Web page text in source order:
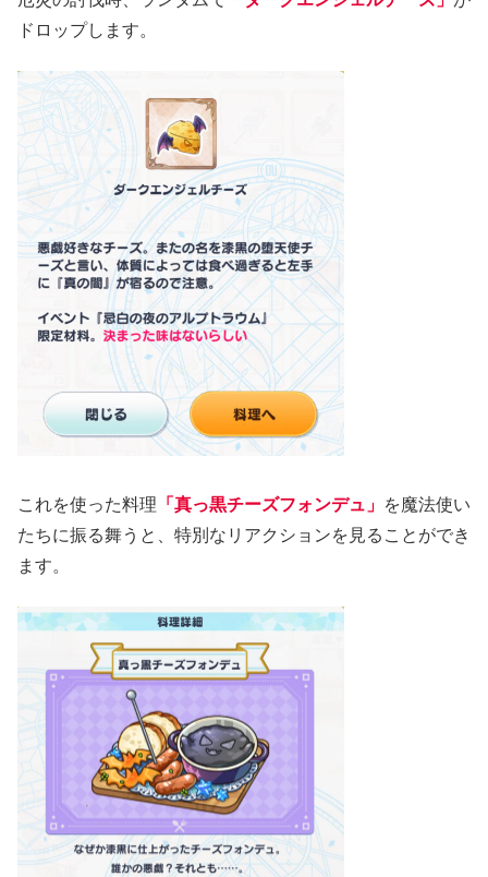
ドロップします。
これを使った料理 「真っ黒チーズフォンデュ」 を魔法使い
たちに振る舞うと、特別なリアクションを見ることができ
ます。